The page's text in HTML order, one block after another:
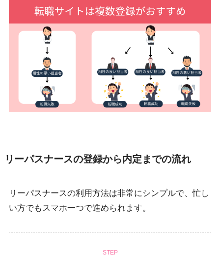
リーパスナースの登録から内定までの流れ
リーパスナースの利用方法は非常にシンプルで、忙し
い方でもスマホ一つで進められます。
STEP